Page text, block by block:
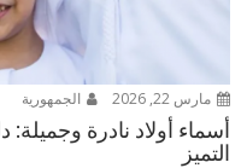
مارس 22, 2026 الجمهورية
أسماء أولاد نادرة وجميلة:
التميز